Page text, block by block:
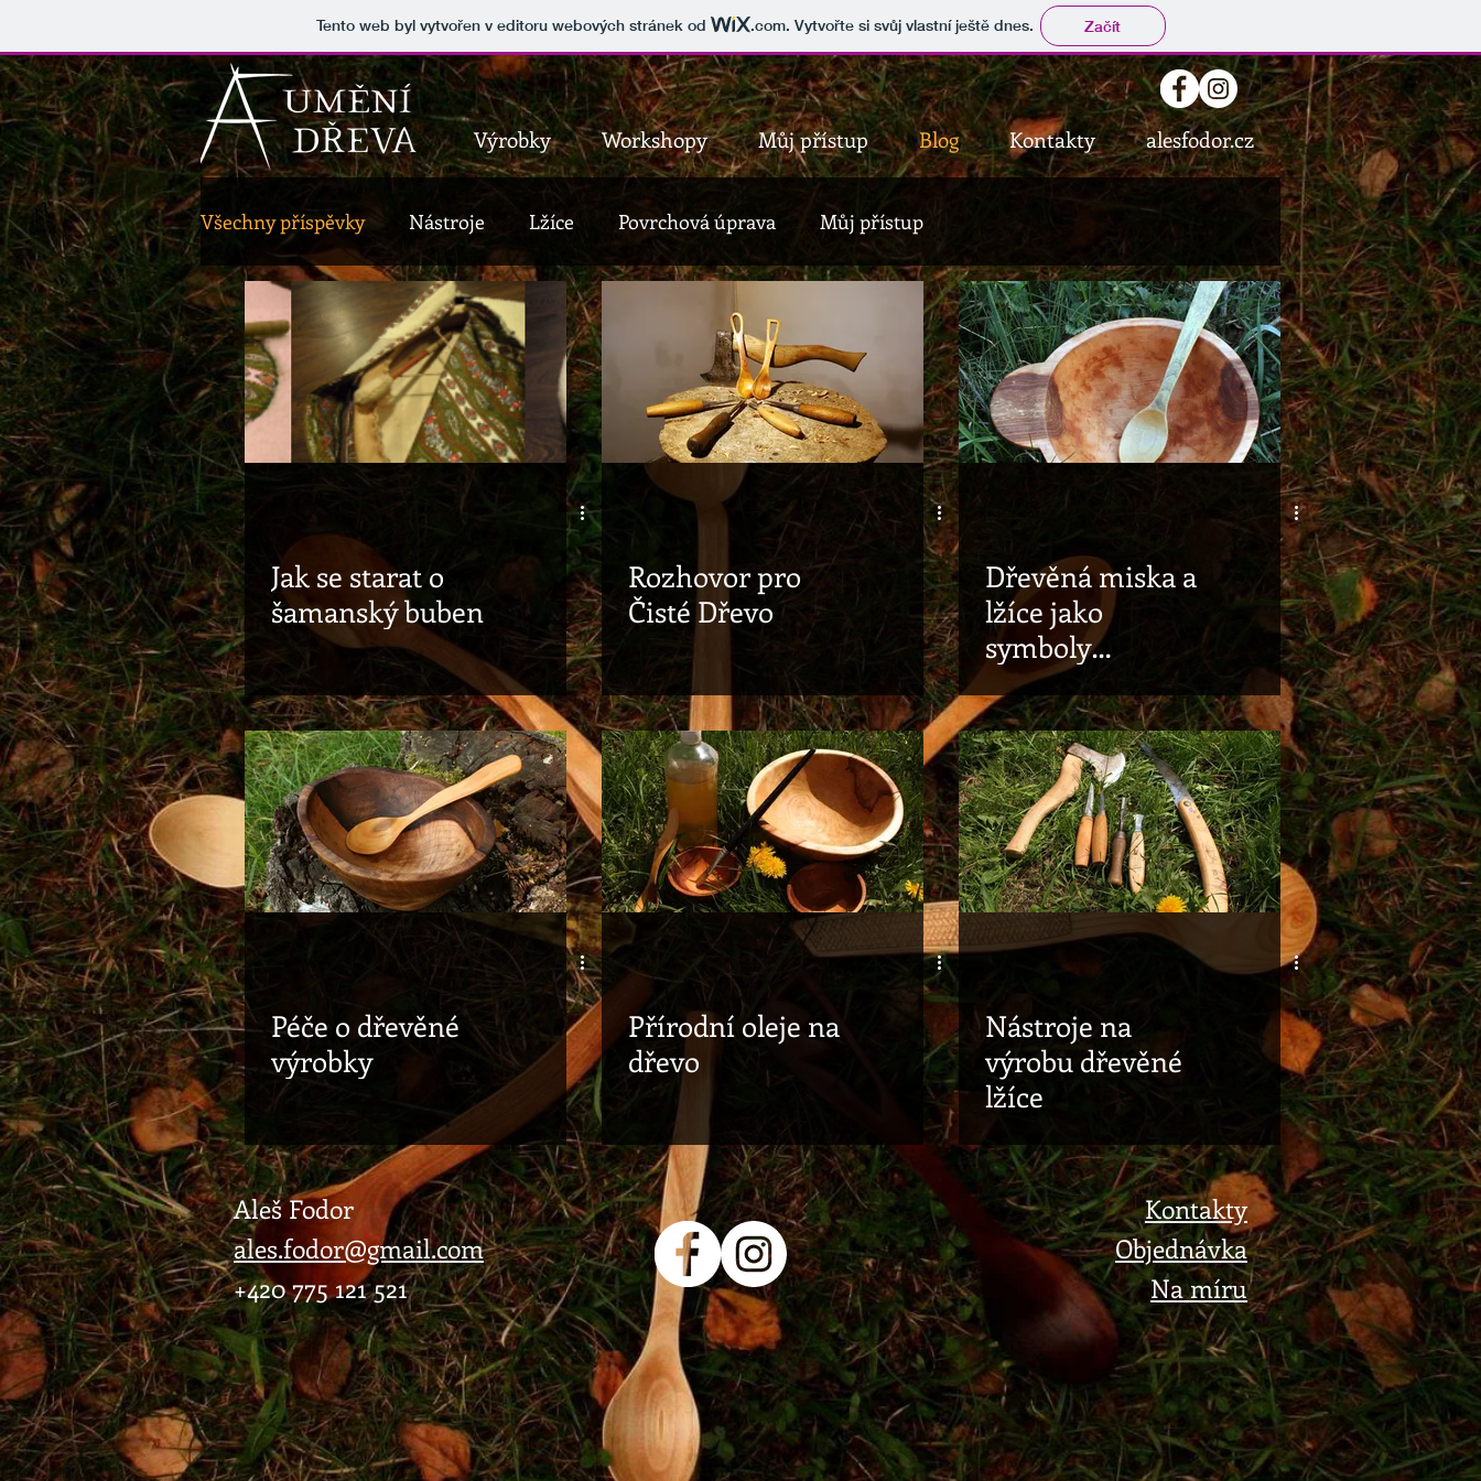
Tento web byl vytvořen v editoru webových stránek od .com. Vytvořte si svůj vlastní ještě dnes. Začít
Výrobky Workshopy Můj přístup Blog Kontakty alesfodor.cz
Všechny příspěvky Nástroje Lžíce Povrchová úprava Můj přístup
Jak se starat o
šamanský buben
Rozhovor pro
Čisté Dřevo
Dřevěná miska a
lžíce jako
symboly
minimalismu
Péče o dřevěné
výrobky
Přírodní oleje na
dřevo
Nástroje na
výrobu dřevěné
lžíce
Aleš Fodor
ales.fodor@gmail.com
+420 775 121 521
Kontakty
Objednávka
Na míru